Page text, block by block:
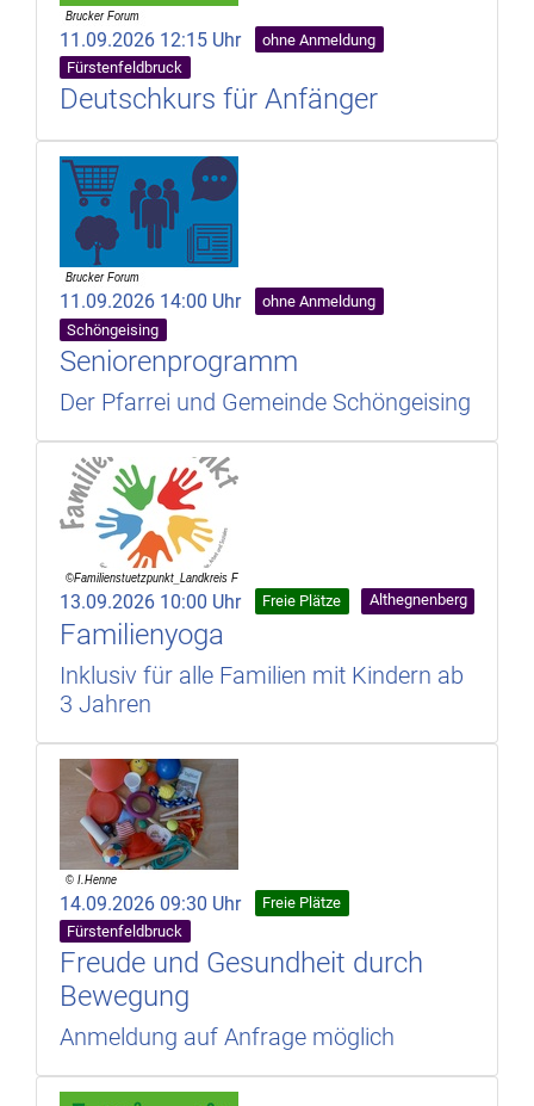
11.09.2026 12:15 Uhr
ohne Anmeldung
Fürstenfeldbruck
Deutschkurs für Anfänger
11.09.2026 14:00 Uhr
ohne Anmeldung
Schöngeising
Seniorenprogramm
Der Pfarrei und Gemeinde Schöngeising
13.09.2026 10:00 Uhr Freie Plätze Althegnenberg
Familienyoga
Inklusiv für alle Familien mit Kindern ab
3 Jahren
14.09.2026 09:30 Uhr
Freie Plätze
Fürstenfeldbruck
Freude und Gesundheit durch
Bewegung
Anmeldung auf Anfrage möglich